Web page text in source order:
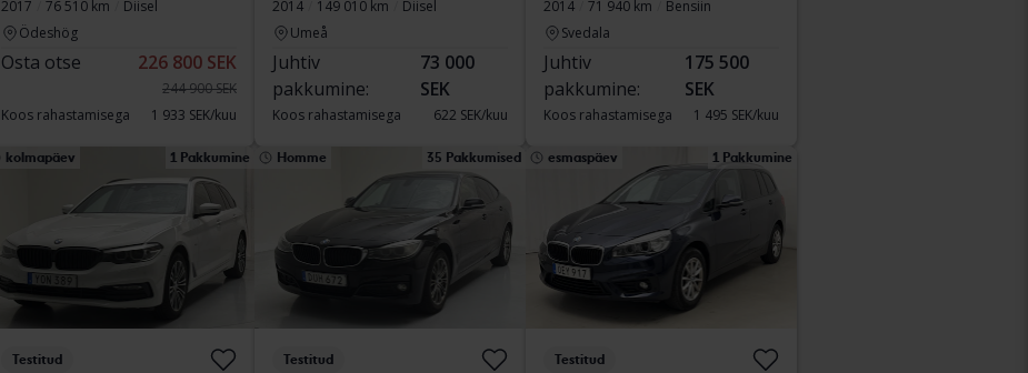
2017
76 510 km
Diisel
Ödeshög
Osta otse 226 800 SEK
244 900 SEK
Koos rahastamisega
1 933 SEK/kuu
2014
149 010 km
Diisel
Umeå
Juhtiv
pakkumine:
73 000
SEK
Koos rahastamisega 622 SEK/kuu
2014
71 940 km
Bensiin
Svedala
Juhtiv
pakkumine:
175 500
SEK
Koos rahastamisega 1 495 SEK/kuu
kolmapäev 1 Pakkumine
Testitud
Homme 35 Pakkumised
Testitud
esmaspäev 1 Pakkumine
Testitud